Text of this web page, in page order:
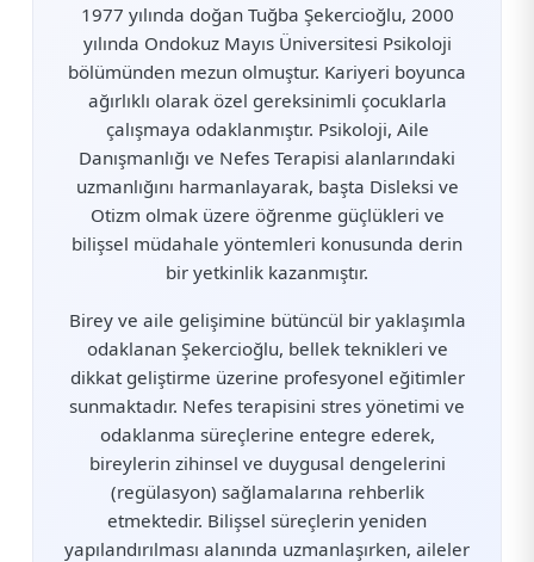
1977 yılında doğan Tuğba Şekercioğlu, 2000
yılında Ondokuz Mayıs Üniversitesi Psikoloji
bölümünden mezun olmuştur. Kariyeri boyunca
ağırlıklı olarak özel gereksinimli çocuklarla
çalışmaya odaklanmıştır. Psikoloji, Aile
Danışmanlığı ve Nefes Terapisi alanlarındaki
uzmanlığını harmanlayarak, başta Disleksi ve
Otizm olmak üzere öğrenme güçlükleri ve
bilişsel müdahale yöntemleri konusunda derin
bir yetkinlik kazanmıştır.
Birey ve aile gelişimine bütüncül bir yaklaşımla
odaklanan Şekercioğlu, bellek teknikleri ve
dikkat geliştirme üzerine profesyonel eğitimler
sunmaktadır. Nefes terapisini stres yönetimi ve
odaklanma süreçlerine entegre ederek,
bireylerin zihinsel ve duygusal dengelerini
(regülasyon) sağlamalarına rehberlik
etmektedir. Bilişsel süreçlerin yeniden
yapılandırılması alanında uzmanlaşırken, aileler